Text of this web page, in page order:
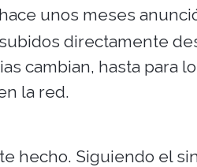
unos meses
directamente
cambian, hasta para
la red.
hecho. Siguiendo el